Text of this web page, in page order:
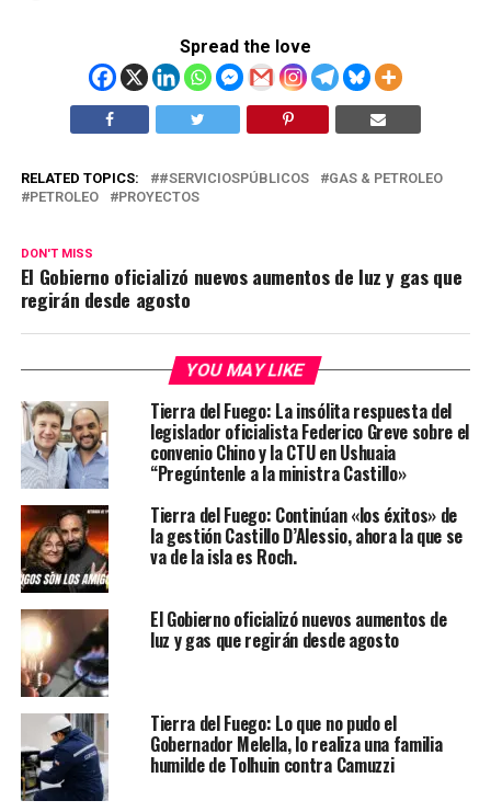
Spread the love
RELATED TOPICS: #SERVICIOSPÚBLICOS
GAS & PETROLEO
PETROLEO
PROYECTOS
DON'T MISS
El Gobierno oficializó nuevos aumentos de luz y gas que
regirán desde agosto
YOU MAY LIKE
Tierra del Fuego: La insólita respuesta del
legislador oficialista Federico Greve sobre el
convenio Chino y la CTU en Ushuaia
“Pregúntenle a la ministra Castillo»
Tierra del Fuego: Continúan «los éxitos» de
la gestión Castillo D’Alessio, ahora la que se
va de la isla es Roch.
El Gobierno oficializó nuevos aumentos de
luz y gas que regirán desde agosto
Tierra del Fuego: Lo que no pudo el
Gobernador Melella, lo realiza una familia
humilde de Tolhuin contra Camuzzi